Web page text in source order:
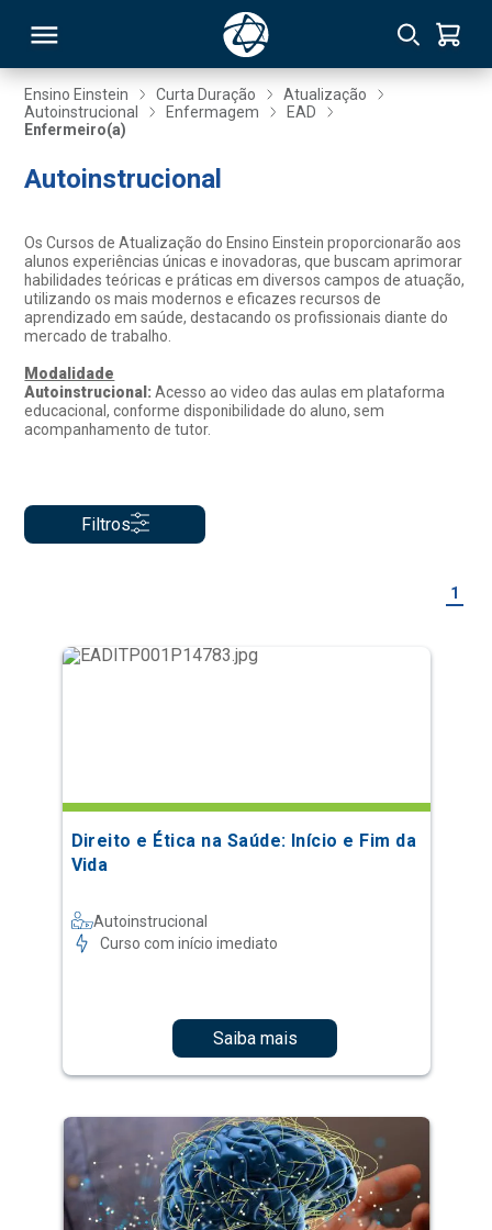
Ensino Einstein Curta Duração
Atualização
Autoinstrucional
Enfermagem
EAD
Enfermeiro(a)
Autoinstrucional
Os Cursos de Atualização do Ensino Einstein proporcionarão aos
alunos experiências únicas e inovadoras, que buscam aprimorar
habilidades teóricas e práticas em diversos campos de atuação,
utilizando os mais modernos e eficazes recursos de
aprendizado em saúde, destacando os profissionais diante do
mercado de trabalho.
Modalidade
Autoinstrucional:Acesso ao video das aulas em plataforma
educacional, conforme disponibilidade do aluno, sem
acompanhamento de tutor.
Filtros
1
Direito e Ética na Saúde: Início e Fim da
Vida
Autoinstrucional
Curso com início imediato
Saiba mais